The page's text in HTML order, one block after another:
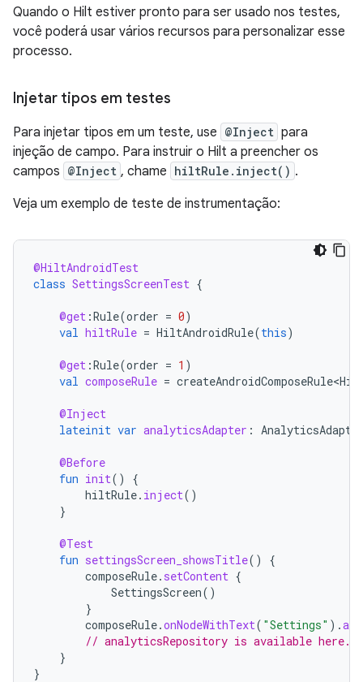
Quando o Hilt estiver pronto para ser usado nos testes,
você poderá usar vários recursos para personalizar esse
processo.
Injetar tipos em testes
Para injetar tipos em um teste, use @Inject para
injeção de campo. Para instruir o Hilt a preencher os
campos @Inject , chame hiltRule.inject() .
Veja um exemplo de teste de instrumentação:
@HiltAndroidTest
class SettingsScreenTest {
@get :Rule(order = 0)
val hiltRule = HiltAndroidRule(this)
@get :Rule(order = 1 )
val composeRule =
@Inject
lateinit var analyticsAdapter :
@Before
fun init()
{
hiltRule. inject()
}
@Test
fun settingsScreen_showsTitle()
{
composeRule. setContent {
SettingsScreen()
}
composeRule.onNodeWithText( "Settings" ).
// analyticsRepository is available here.
}
}